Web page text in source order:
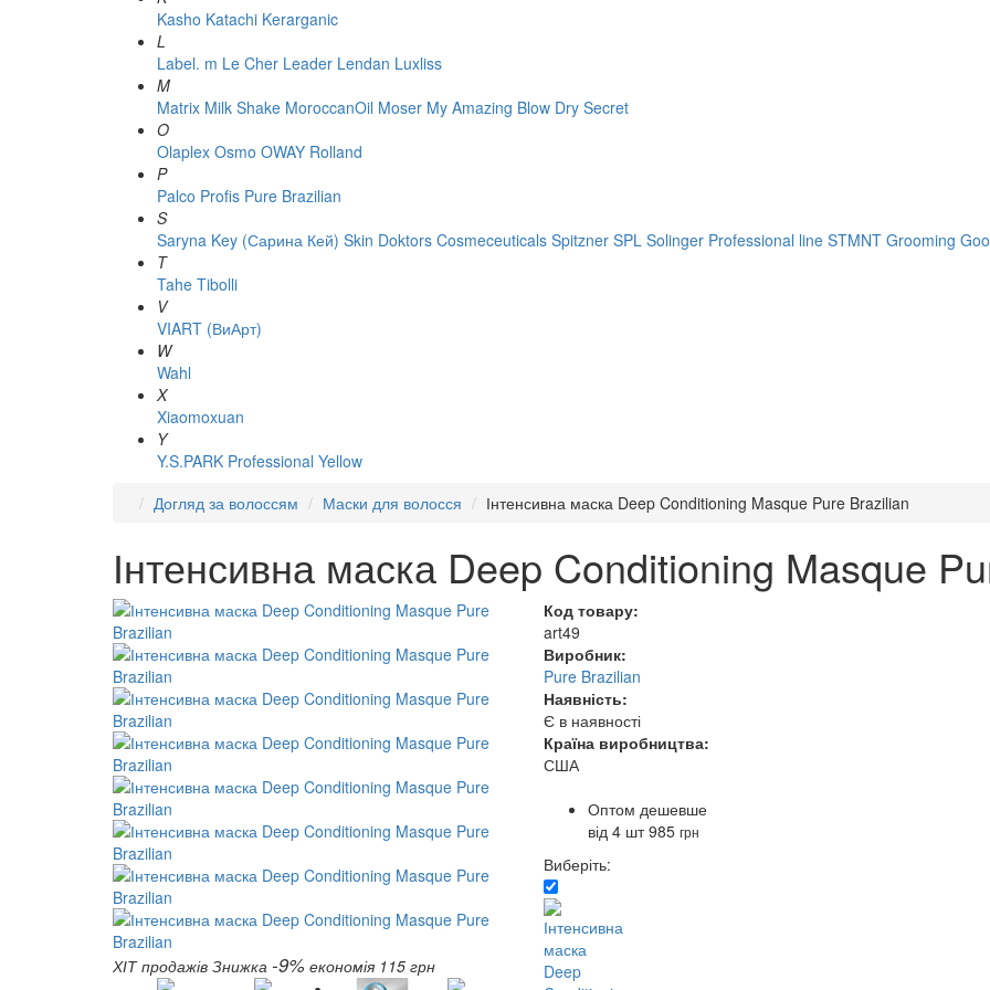
Kasho Katachi Kerarganic
L
Label. m Le Cher Leader Lendan Luxliss
M
Matrix Milk Shake MoroccanOil Moser My Amazing Blow Dry Secret
O
Olaplex Osmo OWAY Rolland
P
Palco Profis Pure Brazilian
S
Saryna Key (Сарина Кей) Skin Doktors Cosmeceuticals Spitzner SPL Solinger Professional line STMNT Grooming
T
Tahe Tibolli
V
VIART (ВиАрт)
W
Wahl
X
Xiaomoxuan
Y
Y.S.PARK Professional Yellow
Догляд за волоссям
Маски для волосся Інтенсивна маска Deep Conditioning Masque Pure Brazilian
Інтенсивна маска Deep Conditioning Masque
ХІТ продажів Знижка -9% економія 115 грн
Код товару:
art49
Виробник:
Pure Brazilian
Наявність:
Є в наявності
Країна виробництва:
США
Оптом дешевше
від 4 шт985 грн
Виберіть: